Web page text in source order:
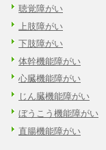
聴覚障がい
上肢障がい
下肢障がい
体幹機能障がい
心臓機能障がい
じん臓機能障がい
ぼうこう機能障がい
直腸機能障がい